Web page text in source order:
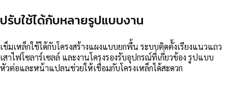
ปรับใช้ได้กับหลายรูปแบบงาน
เข็มเหล็กใช้ได้กับโครงสร้างแผงแบบยกพื้น ระบบติดตั้งเรียงแนวแถว
เสาไฟโซลาร์เซลล์ และงานโครงรองรับอุปกรณ์ที่เกี่ยวข้อง รูปแบบ
หัวต่อและหน้าแปลนช่วยให้เชื่อมกับโครงเหล็กได้สะดวก